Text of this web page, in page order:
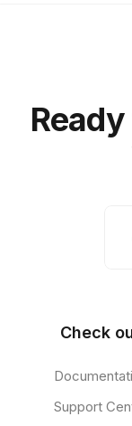
Check
Support